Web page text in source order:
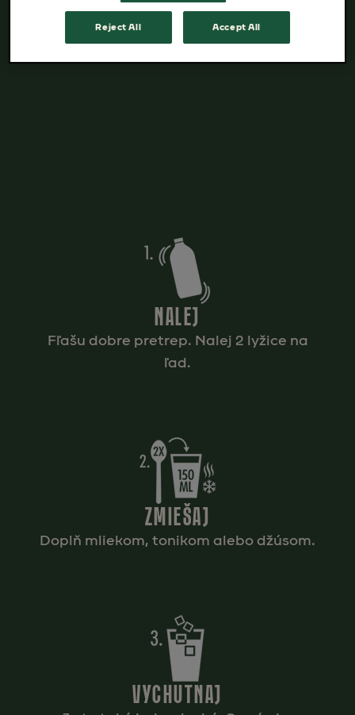
Objav ďalšie skvelé receptytu
NALEJ
Fľašu dobre pretrep. Nalej 2 lyžice na
ľad.
ZMIEŠAJ
Doplň mliekom, tonikom alebo džúsom.
VYCHUTNAJ
Reject All Accept All